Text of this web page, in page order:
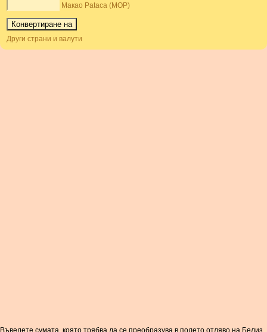
Макао Pataca (MOP)
Други страни и валути
Въведете сумата, която трябва да се преобразува в полето отляво на Белиз